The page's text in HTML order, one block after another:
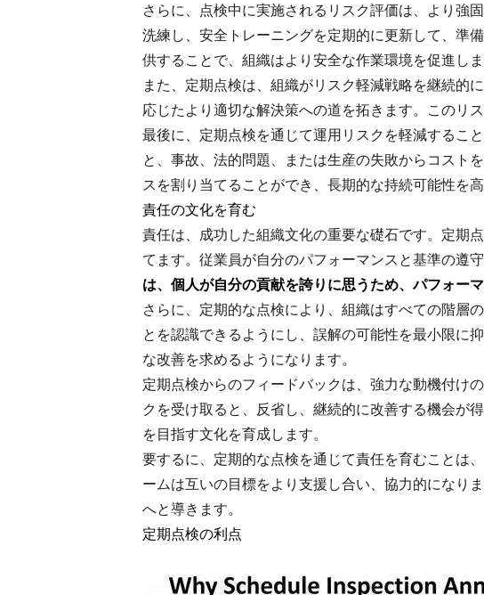
さらに、点検中に実施されるリスク評価は、より強
洗練し、安全トレーニングを定期的に更新して、準
供することで、組織はより安全な作業環境を促進しま
また、定期点検は、組織がリスク軽減戦略を継続的
応じたより適切な解決策への道を拓きます。このリ
最後に、定期点検を通じて運用リスクを軽減するこ
と、事故、法的問題、または生産の失敗からコスト
スを割り当てることができ、長期的な持続可能性を
責任の文化を育む
責任は、成功した組織文化の重要な礎石です。定期
てます。従業員が自分のパフォーマンスと基準の遵
は、個人が自分の貢献を誇りに思うため、パフォー
さらに、定期的な点検により、組織はすべての階層
とを認識できるようにし、誤解の可能性を最小限に
な改善を求めるようになります。
定期点検からのフィードバックは、強力な動機付け
クを受け取ると、反省し、継続的に改善する機会が
を目指す文化を育成します。
要するに、定期的な点検を通じて責任を育むことは
ームは互いの目標をより支援し合い、協力的になり
へと導きます。
定期点検の利点